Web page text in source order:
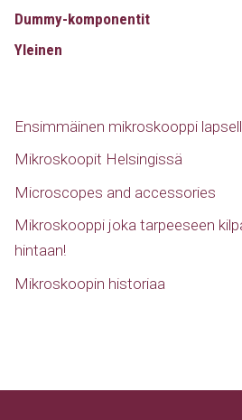
Dummy-komponentit
Yleinen
Ensimmäinen mikroskooppi
Mikroskoopit Helsingissä
Microscopes and accessories
Mikroskooppi joka tarpeeseen
hintaan!
Mikroskoopin historiaa